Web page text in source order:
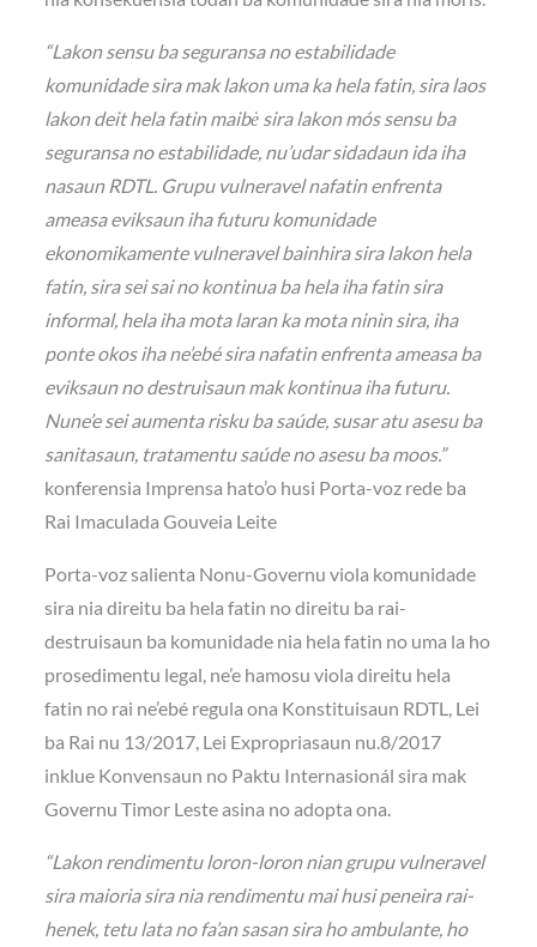
“Lakon sensu ba seguransa no estabilidade
komunidade sira mak lakon uma ka hela fatin, sira laos
lakon deit hela fatin maibė sira lakon mós sensu ba
seguransa no estabilidade, nu’udar sidadaun ida iha
nasaun RDTL. Grupu vulneravel nafatin enfrenta
ameasa eviksaun iha futuru komunidade
ekonomikamente vulneravel bainhira sira lakon hela
fatin, sira sei sai no kontinua ba hela iha fatin sira
informal, hela iha mota laran ka mota ninin sira, iha
ponte okos iha ne’ebé sira nafatin enfrenta ameasa ba
eviksaun no destruisaun mak kontinua iha futuru.
Nune’e sei aumenta risku ba saúde, susar atu asesu ba
sanitasaun, tratamentu saúde no asesu ba moos.”
konferensia Imprensa hato’o husi Porta-voz rede ba
Rai Imaculada Gouveia Leite
Porta-voz salienta Nonu-Governu viola komunidade
sira nia direitu ba hela fatin no direitu ba rai-
destruisaun ba komunidade nia hela fatin no uma la ho
prosedimentu legal, ne’e hamosu viola direitu hela
fatin no rai ne’ebé regula ona Konstituisaun RDTL, Lei
ba Rai nu 13/2017, Lei Expropriasaun nu.8/2017
inklue Konvensaun no Paktu Internasionál sira mak
Governu Timor Leste asina no adopta ona.
“Lakon rendimentu loron-loron nian grupu vulneravel
sira maioria sira nia rendimentu mai husi peneira rai-
henek, tetu lata no fa’an sasan sira ho ambulante, ho